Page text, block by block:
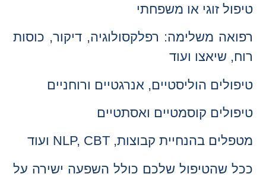
טיפול זוגי או משפחתי
רפואה משלימה: רפלקסולוגיה, דיקור, כוסות
רוח, שיאצו ועוד
טיפולים הוליסטיים, אנרגטיים ורוחניים
טיפולים קוסמטיים ואסתטיים
מטפלים בהנחיית קבוצות, NLP, CBT ועוד
ככל שהטיפול שלכם כולל השפעה ישירה על